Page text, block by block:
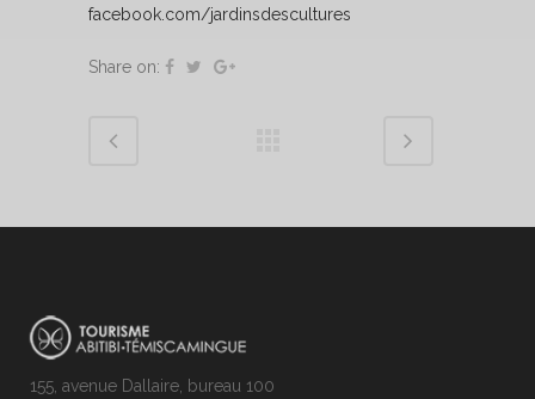
facebook.com/jardinsdescultures
Share on:
155, avenue Dallaire, bureau 100